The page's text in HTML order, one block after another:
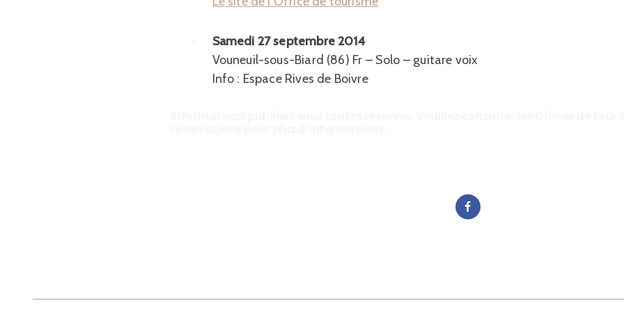
Samedi 27 septembre 2014
Vouneuil-sous-Biard (86) Fr – Solo – guitare voix
Info : Espace Rives de Boivre